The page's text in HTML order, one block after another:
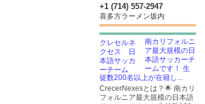
+1 (714) 557-2947
喜多方ラーメン坂内
南カリフォルニ
ア最大規模の日
本語サッカーチ
ームです！ 生
徒数200名以上が在籍し...
CrecerNexesとは？🌟 南カリ
フォルニア最大規模の日本語